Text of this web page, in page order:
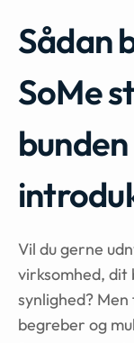
Sådan
SoMe
Vil du gerne
virksomhed, dit
synlighed?
begreber og